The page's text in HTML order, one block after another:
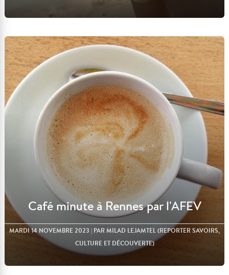
Lire l'article
Café minute à Rennes par l'AFEV
MARDI 14 NOVEMBRE 2023 | PAR MILAD LEJAMTEL (REPORTER SAVOIRS,
CULTURE ET DÉCOUVERTE)